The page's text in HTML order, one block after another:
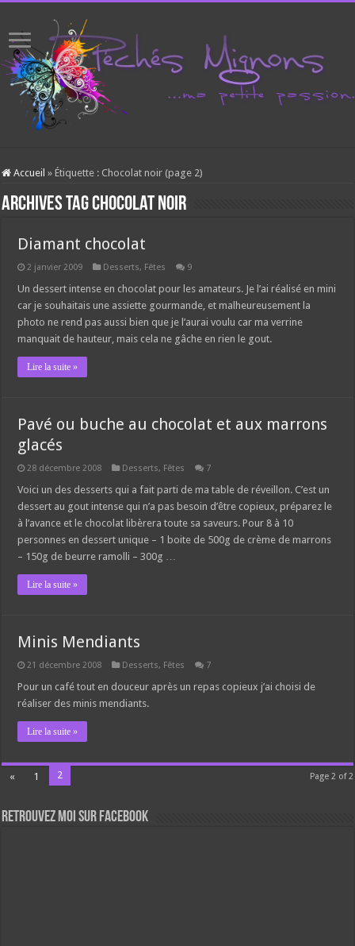
Accueil » Étiquette : Chocolat noir (page 2)
Archives tagChocolat noir
Diamant chocolat
2 janvier 2009 Desserts, Fêtes 9
Un dessert intense en chocolat pour les amateurs. Je l’ai réalisé en mini
car je souhaitais une assiette gourmande, et malheureusement la
photo ne rend pas aussi bien que je l’aurai voulu car ma verrine
manquait de hauteur, mais cela ne gâche en rien le gout.
Lire la suite »
Pavé ou buche au chocolat et aux marrons
glacés
28 décembre 2008 Desserts, Fêtes 7
Voici un des desserts qui a fait parti de ma table de réveillon. C’est un
dessert au gout intense qui n’a pas besoin d’être copieux, préparez le
à l’avance et le chocolat libèrera toute sa saveurs. Pour 8 à 10
personnes en dessert unique – 1 boite de 500g de crème de marrons
– 150g de beurre ramolli – 300g …
Lire la suite »
Minis Mendiants
21 décembre 2008 Desserts, Fêtes 7
Pour un café tout en douceur après un repas copieux j’ai choisi de
réaliser des minis mendiants.
Lire la suite »
Page 2 of 2
« 1 2
Retrouvez moi sur Facebook